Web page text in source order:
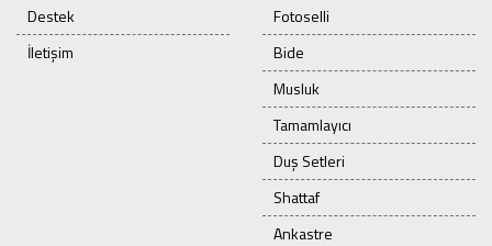
Destek
İletişim
Fotoselli
Bide
Musluk
Tamamlayıcı
Duş Setleri
Shattaf
Ankastre